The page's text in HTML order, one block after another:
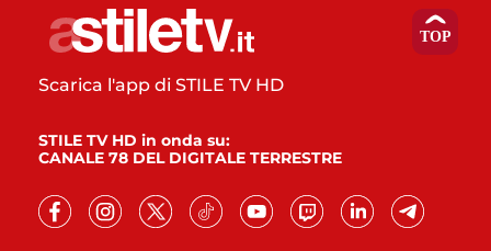
Scarica l'app di STILE TV HD
STILE TV HD in onda su:
CANALE 78 DEL DIGITALE TERRESTRE